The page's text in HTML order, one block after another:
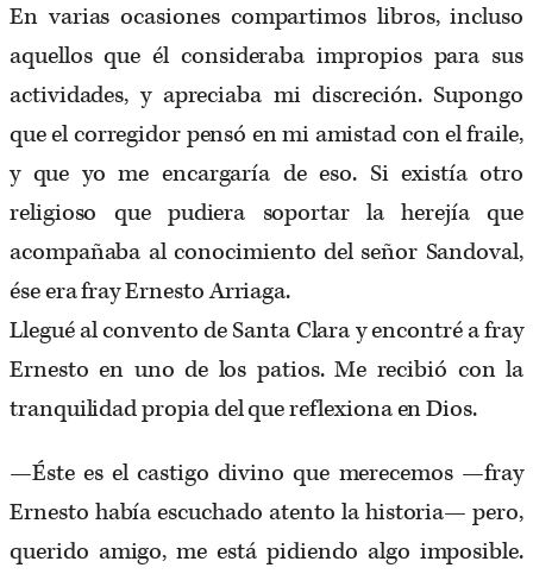
En varias ocasiones compartimos libros, incluso
aquellos que él consideraba impropios para sus
actividades, y apreciaba mi discreción. Supongo
que el corregidor pensó en mi amistad con el fraile,
y que yo me encargaría de eso. Si existía otro
religioso que pudiera soportar la herejía que
acompañaba al conocimiento del señor Sandoval,
ése era fray Ernesto Arriaga.
Llegué al convento de Santa Clara y encontré a fray
Ernesto en uno de los patios. Me recibió con la
tranquilidad propia del que reflexiona en Dios.
—Éste es el castigo divino que merecemos —fray
Ernesto había escuchado atento la historia— pero,
querido amigo, me está pidiendo algo imposible.